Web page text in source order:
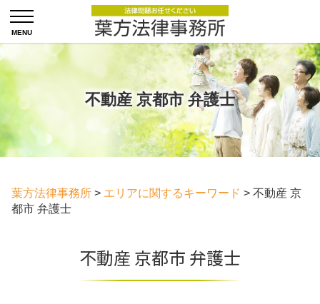
不動産 京都市 弁護士
葉方法律事務所 > エリアに関するキーワード > 不動産 京
都市 弁護士
不動産 京都市 弁護士